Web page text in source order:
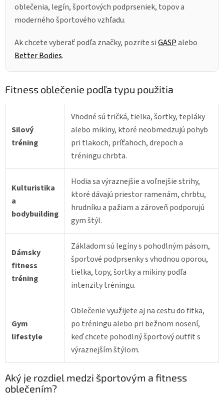
oblečenia, legín, športových podprseniek, topov a
moderného športového vzhľadu.
Ak chcete vyberať podľa značky, pozrite siGASPalebo
Better Bodies.
Fitness oblečenie podľa typu použitia
Silový
tréning
Vhodné sú tričká, tielka, šortky, tepláky
alebo mikiny, ktoré neobmedzujú pohyb
pri tlakoch, príťahoch, drepoch a
tréningu chrbta.
Kulturistika
a
bodybuilding
Hodia sa výraznejšie a voľnejšie strihy,
ktoré dávajú priestor ramenám, chrbtu,
hrudníku a pažiam a zároveň podporujú
gym štýl.
Dámsky
fitness
tréning
Základom sú legíny s pohodlným pásom,
športové podprsenky s vhodnou oporou,
tielka, topy, šortky a mikiny podľa
intenzity tréningu.
Gym
lifestyle
Oblečenie využijete aj na cestu do fitka,
po tréningu alebo pri bežnom nosení,
keď chcete pohodlný športový outfit s
výraznejším štýlom.
Aký je rozdiel medzi športovým a fitness
oblečením?